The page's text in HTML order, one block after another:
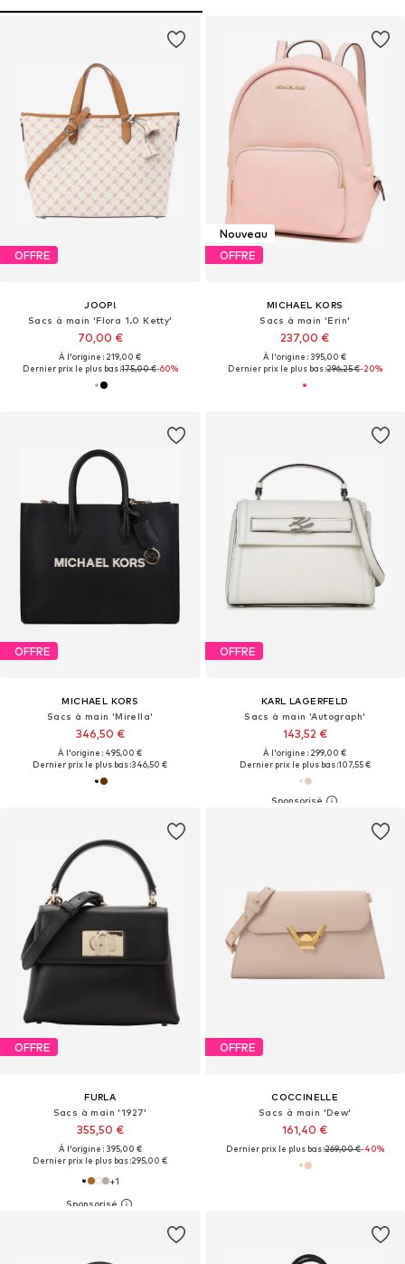
OFFRE
JOOP!
Sacs à main 'Flora 1.0 Ketty'
70,00 €
À l'origine : 219,00 €
Dernier prix le plus bas :175,00 €-60%
Nouveau
OFFRE
MICHAEL KORS
Sacs à main 'Erin'
237,00 €
À l'origine : 395,00 €
Dernier prix le plus bas :296,25 €-20%
OFFRE
MICHAEL KORS
Sacs à main 'Mirella'
346,50 €
À l'origine : 495,00 €
Dernier prix le plus bas :346,50 €
OFFRE
KARL LAGERFELD
Sacs à main 'Autograph'
143,52 €
À l'origine : 299,00 €
Dernier prix le plus bas :107,55 €
OFFRE
FURLA
Sacs à main '1927'
355,50 €
À l'origine : 395,00 €
Dernier prix le plus bas :295,00 €
+1
OFFRE
COCCINELLE
Sacs à main 'Dew'
161,40 €
Dernier prix le plus bas :269,00 €-40%